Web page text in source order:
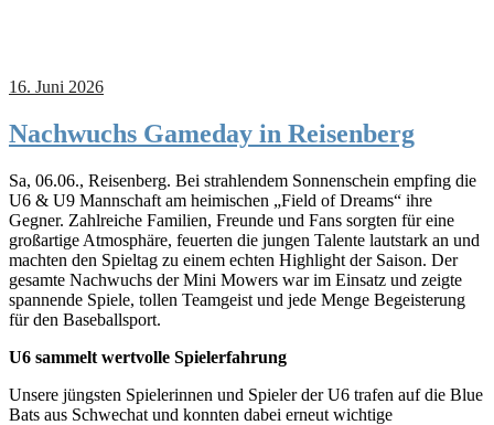
16. Juni 2026
Nachwuchs Gameday in Reisenberg
Sa, 06.06., Reisenberg. Bei strahlendem Sonnenschein empfing die
U6 & U9 Mannschaft am heimischen „Field of Dreams“ ihre
Gegner. Zahlreiche Familien, Freunde und Fans sorgten für eine
großartige Atmosphäre, feuerten die jungen Talente lautstark an und
machten den Spieltag zu einem echten Highlight der Saison. Der
gesamte Nachwuchs der Mini Mowers war im Einsatz und zeigte
spannende Spiele, tollen Teamgeist und jede Menge Begeisterung
für den Baseballsport.
U6 sammelt wertvolle Spielerfahrung
Unsere jüngsten Spielerinnen und Spieler der U6 trafen auf die Blue
Bats aus Schwechat und konnten dabei erneut wichtige